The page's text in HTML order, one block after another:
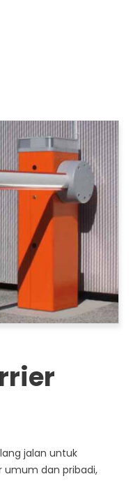
jalan untuk
umum dan pribadi,